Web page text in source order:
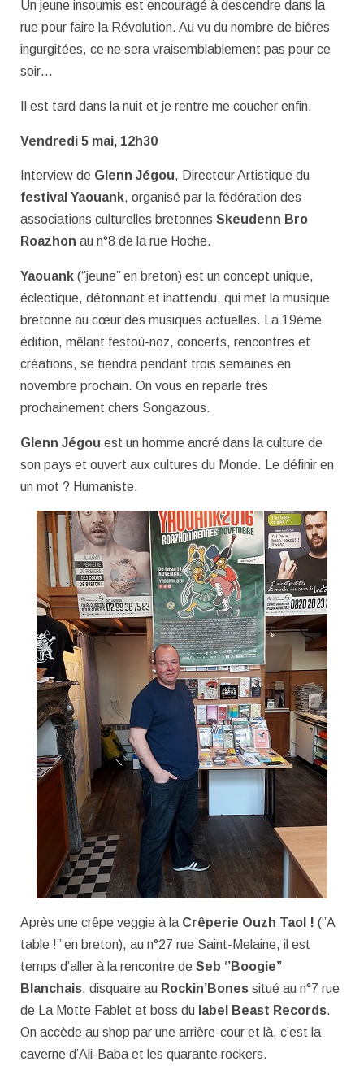
Un jeune insoumis est encouragé à descendre dans la
rue pour faire la Révolution. Au vu du nombre de bières
ingurgitées, ce ne sera vraisemblablement pas pour ce
soir…
Il est tard dans la nuit et je rentre me coucher enfin.
Vendredi 5 mai, 12h30
Interview de Glenn Jégou, Directeur Artistique du
festival Yaouank, organisé par la fédération des
associations culturelles bretonnes Skeudenn Bro
Roazhon au n°8 de la rue Hoche.
Yaouank (‘’jeune’’ en breton) est un concept unique,
éclectique, détonnant et inattendu, qui met la musique
bretonne au cœur des musiques actuelles. La 19ème
édition, mêlant festoù-noz, concerts, rencontres et
créations, se tiendra pendant trois semaines en
novembre prochain. On vous en reparle très
prochainement chers Songazous.
Glenn Jégou est un homme ancré dans la culture de
son pays et ouvert aux cultures du Monde. Le définir en
un mot ? Humaniste.
Après une crêpe veggie à la Crêperie Ouzh Taol ! (‘’A
table !’’ en breton), au n°27 rue Saint-Melaine, il est
temps d’aller à la rencontre de Seb ‘’Boogie’’
Blanchais, disquaire au Rockin’Bones situé au n°7 rue
de La Motte Fablet et boss du label Beast Records.
On accède au shop par une arrière-cour et là, c’est la
caverne d’Ali-Baba et les quarante rockers.